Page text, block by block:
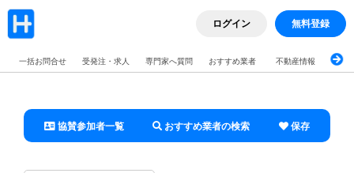
ログイン 無料登録
一括お問合せ 受発注・求人 専門家へ質問 おすすめ業者 不動産情報 ブログ
協賛参加者一覧 おすすめ業者の検索 保存